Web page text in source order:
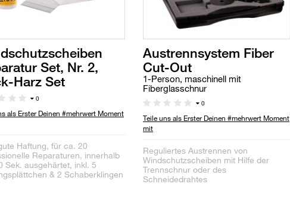
Set, Nr. 2,
Harz Set
0
als Erster Deinen #mehrwert Moment
Haftung, für ca. 20
Reparaturen, innerhalb
Sek. ausgehärtet, inkl. 5
& 2 Schaberklingen
Austrennsystem Fiber
Cut-Out
1-Person, maschinell mit
Fiberglasschnur
0
Teile uns als Erster Deinen #mehrwert Moment
mit
Reguliertes Austrennen von
Windschutzscheiben mit Hilfe der
Trennschnur oder des
Schneidedrahtes